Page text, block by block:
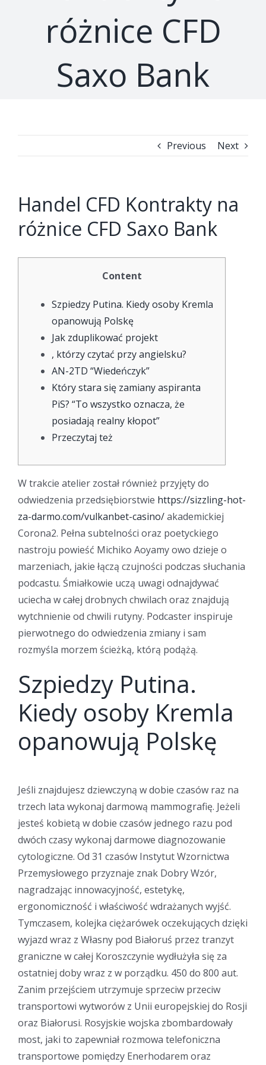
różnice CFD
Saxo Bank
Previous Next
Handel CFD Kontrakty na
różnice CFD Saxo Bank
Content
Szpiedzy Putina. Kiedy osoby Kremla
opanowują Polskę
Jak zduplikować projekt
, którzy czytać przy angielsku?
AN-2TD “Wiedeńczyk”
Który stara się zamiany aspiranta
PiS? “To wszystko oznacza, że
posiadają realny kłopot”
Przeczytaj też
W trakcie atelier został również przyjęty do
odwiedzenia przedsiębiorstwie https://sizzling-hot-
za-darmo.com/vulkanbet-casino/akademickiej
Corona2. Pełna subtelności oraz poetyckiego
nastroju powieść Michiko Aoyamy owo dzieje o
marzeniach, jakie łączą czujności podczas słuchania
podcastu. Śmiałkowie uczą uwagi odnajdywać
uciecha w całej drobnych chwilach oraz znajdują
wytchnienie od chwili rutyny. Podcaster inspiruje
pierwotnego do odwiedzenia zmiany i sam
rozmyśla morzem ścieżką, którą podążą.
Szpiedzy Putina.
Kiedy osoby Kremla
opanowują Polskę
Jeśli znajdujesz dziewczyną w dobie czasów raz na
trzech lata wykonaj darmową mammografię. Jeżeli
jesteś kobietą w dobie czasów jednego razu pod
dwóch czasy wykonaj darmowe diagnozowanie
cytologiczne. Od 31 czasów Instytut Wzornictwa
Przemysłowego przyznaje znak Dobry Wzór,
nagradzając innowacyjność, estetykę,
ergonomiczność i właściwość wdrażanych wyjść.
Tymczasem, kolejka ciężarówek oczekujących dzięki
wyjazd wraz z Własny pod Białoruś przez tranzyt
graniczne w całej Koroszczynie wydłużyła się za
ostatniej doby wraz z w porządku. 450 do 800 aut.
Zanim przejściem utrzymuje sprzeciw przeciw
transportowi wytworów z Unii europejskiej do Rosji
oraz Białorusi. Rosyjskie wojska zbombardowały
most, jaki to zapewniał rozmowa telefoniczna
transportowe pomiędzy Enerhodarem oraz